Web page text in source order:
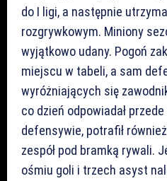
do I ligi, a następnie
rozgrywkowym. Miniony
wyjątkowo udany. Pogoń
miejscu w tabeli, a sam
wyróżniających się
co dzień odpowiadał
defensywie, potrafił
zespół pod bramką rywali.
ośmiu goli i trzech asyst